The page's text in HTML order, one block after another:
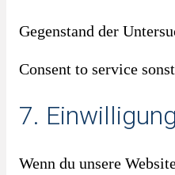
Gegenstand der
Consent to service
7. Einwilligung
Wenn du unsere